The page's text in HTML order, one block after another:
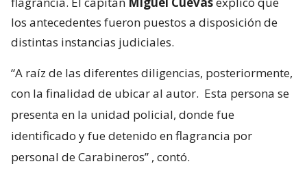
los antecedentes fueron puestos a disposición de
distintas instancias judiciales.
“A raíz de las diferentes diligencias, posteriormente,
con la finalidad de ubicar al autor. Esta persona se
presenta en la unidad policial, donde fue
identificado y fue detenido en flagrancia por
personal de Carabineros” , contó.